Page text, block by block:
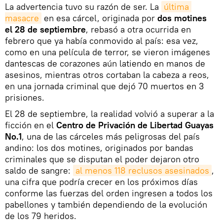
La advertencia tuvo su razón de ser. La última
masacre en esa cárcel, originada por dos motines
el 28 de septiembre, rebasó a otra ocurrida en
febrero que ya había conmovido al país: esa vez,
como en una película de terror, se vieron imágenes
dantescas de corazones aún latiendo en manos de
asesinos, mientras otros cortaban la cabeza a reos,
en una jornada criminal que dejó 70 muertos en 3
prisiones.
El 28 de septiembre, la realidad volvió a superar a la
ficción en el Centro de Privación de Libertad Guayas
No.1, una de las cárceles más peligrosas del país
andino: los dos motines, originados por bandas
criminales que se disputan el poder dejaron otro
saldo de sangre: al menos 118 reclusos asesinados ,
una cifra que podría crecer en los próximos días
conforme las fuerzas del orden ingresen a todos los
pabellones y también dependiendo de la evolución
de los 79 heridos.